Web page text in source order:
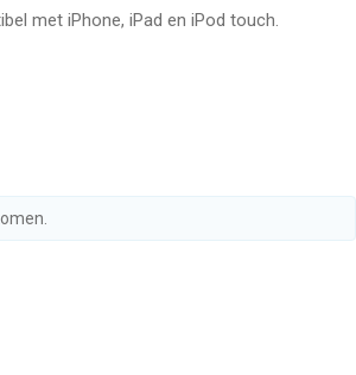
jaar.
om 15:08.
met iPhone, iPad en iPod touch.